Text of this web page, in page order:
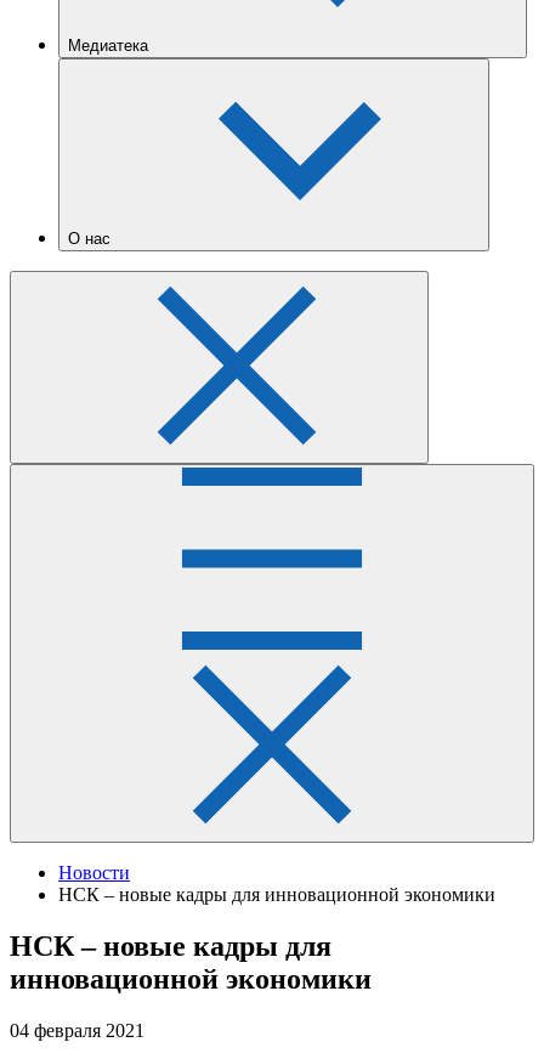
Медиатека
О нас
Новости
НСК – новые кадры для инновационной экономики
НСК – новые кадры для
инновационной экономики
04 февраля 2021